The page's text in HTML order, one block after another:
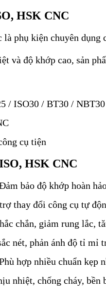
HSK CNC
phụ kiện chuyên
và độ khớp cao, sản
/ ISO30 / BT30 /
cụ tiện
HSK CNC
bảo độ khớp hoàn
thay đổi công cụ tự
chắn, giảm rung lắc,
nét, phản ánh độ tỉ mỉ
hợp nhiều chuẩn kẹp
nhiệt, chống cháy, bền